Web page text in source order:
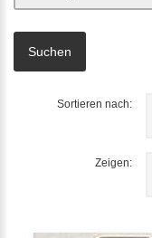
Sortieren nach:
Zeigen: